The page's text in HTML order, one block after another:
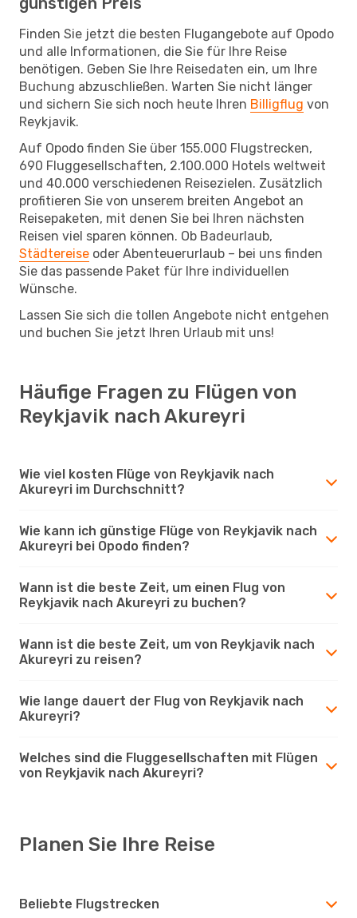
Finden Sie jetzt die besten Flugangebote auf Opodo
und alle Informationen, die Sie für Ihre Reise
benötigen. Geben Sie Ihre Reisedaten ein, um Ihre
Buchung abzuschließen. Warten Sie nicht länger
und sichern Sie sich noch heute Ihren Billigflug von
Reykjavik.
Auf Opodo finden Sie über 155.000 Flugstrecken,
690 Fluggesellschaften, 2.100.000 Hotels weltweit
und 40.000 verschiedenen Reisezielen. Zusätzlich
profitieren Sie von unserem breiten Angebot an
Reisepaketen, mit denen Sie bei Ihren nächsten
Reisen viel sparen können. Ob Badeurlaub,
Städtereise oder Abenteuerurlaub – bei uns finden
Sie das passende Paket für Ihre individuellen
Wünsche.
Lassen Sie sich die tollen Angebote nicht entgehen
und buchen Sie jetzt Ihren Urlaub mit uns!
Häufige Fragen zu Flügen von
Reykjavik nach Akureyri
Wie viel kosten Flüge von Reykjavik nach
Akureyri im Durchschnitt?
Wie kann ich günstige Flüge von Reykjavik nach
Akureyri bei Opodo finden?
Wann ist die beste Zeit, um einen Flug von
Reykjavik nach Akureyri zu buchen?
Wann ist die beste Zeit, um von Reykjavik nach
Akureyri zu reisen?
Wie lange dauert der Flug von Reykjavik nach
Akureyri?
Welches sind die Fluggesellschaften mit Flügen
von Reykjavik nach Akureyri?
Planen Sie Ihre Reise
Beliebte Flugstrecken